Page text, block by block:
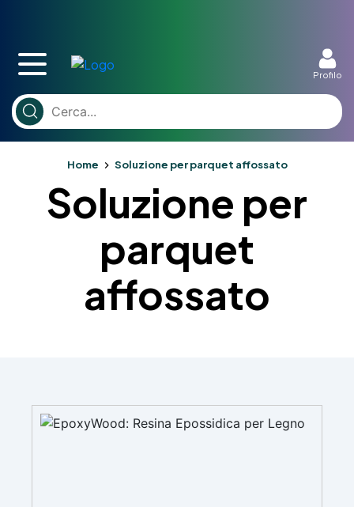
Profilo
Home Soluzione per parquet affossato
Soluzione per
parquet
affossato